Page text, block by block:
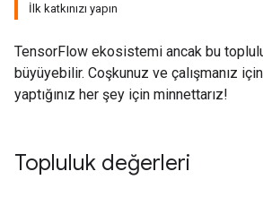
İlk katkınızı yapın
TensorFlow ekosistemi ancak bu
büyüyebilir. Coşkunuz ve çalışmanız
yaptığınız her şey için minnettarız!
Topluluk değerleri